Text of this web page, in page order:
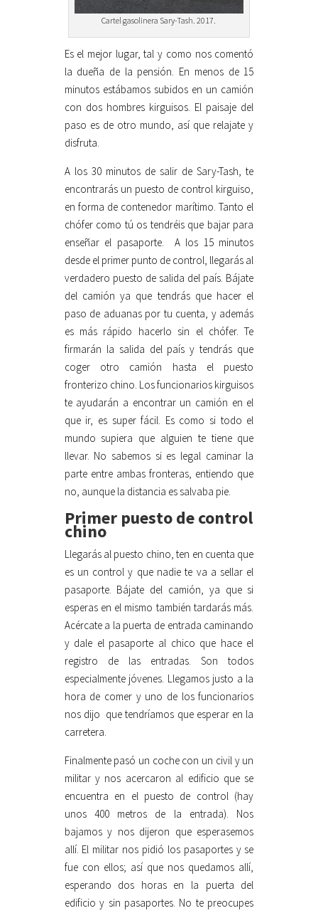
Cartel gasolinera Sary-Tash. 2017.
Es el mejor lugar, tal y como nos comentó
la dueña de la pensión. En menos de 15
minutos estábamos subidos en un camión
con dos hombres kirguisos. El paisaje del
paso es de otro mundo, así que relajate y
disfruta.
A los 30 minutos de salir de Sary-Tash, te
encontrarás un puesto de control kirguiso,
en forma de contenedor marítimo. Tanto el
chófer como tú os tendréis que bajar para
enseñar el pasaporte. A los 15 minutos
desde el primer punto de control, llegarás al
verdadero puesto de salida del país. Bájate
del camión ya que tendrás que hacer el
paso de aduanas por tu cuenta, y además
es más rápido hacerlo sin el chófer. Te
firmarán la salida del país y tendrás que
coger otro camión hasta el puesto
fronterizo chino. Los funcionarios kirguisos
te ayudarán a encontrar un camión en el
que ir, es super fácil. Es como si todo el
mundo supiera que alguien te tiene que
llevar. No sabemos si es legal caminar la
parte entre ambas fronteras, entiendo que
no, aunque la distancia es salvaba pie.
Primer puesto de control
chino
Llegarás al puesto chino, ten en cuenta que
es un control y que nadie te va a sellar el
pasaporte. Bájate del camión, ya que si
esperas en el mismo también tardarás más.
Acércate a la puerta de entrada caminando
y dale el pasaporte al chico que hace el
registro de las entradas. Son todos
especialmente jóvenes. Llegamos justo a la
hora de comer y uno de los funcionarios
nos dijo que tendríamos que esperar en la
carretera.
Finalmente pasó un coche con un civil y un
militar y nos acercaron al edificio que se
encuentra en el puesto de control (hay
unos 400 metros de la entrada). Nos
bajamos y nos dijeron que esperasemos
allí. El militar nos pidió los pasaportes y se
fue con ellos; así que nos quedamos allí,
esperando dos horas en la puerta del
edificio y sin pasaportes. No te preocupes